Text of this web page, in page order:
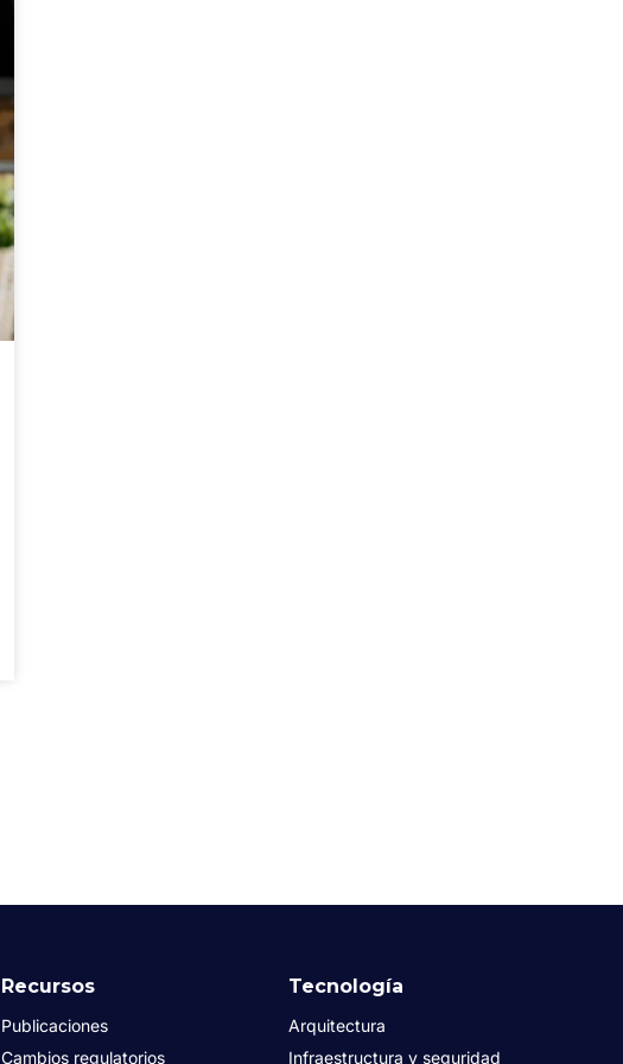
Recursos
Publicaciones
Cambios regulatorios
Tecnología
Arquitectura
Infraestructura y seguridad